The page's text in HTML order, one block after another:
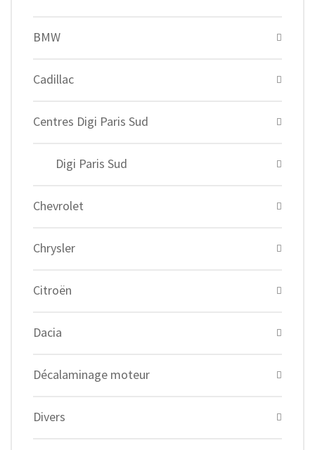
BMW
Cadillac
Centres Digi Paris Sud
Digi Paris Sud
Chevrolet
Chrysler
Citroën
Dacia
Décalaminage moteur
Divers